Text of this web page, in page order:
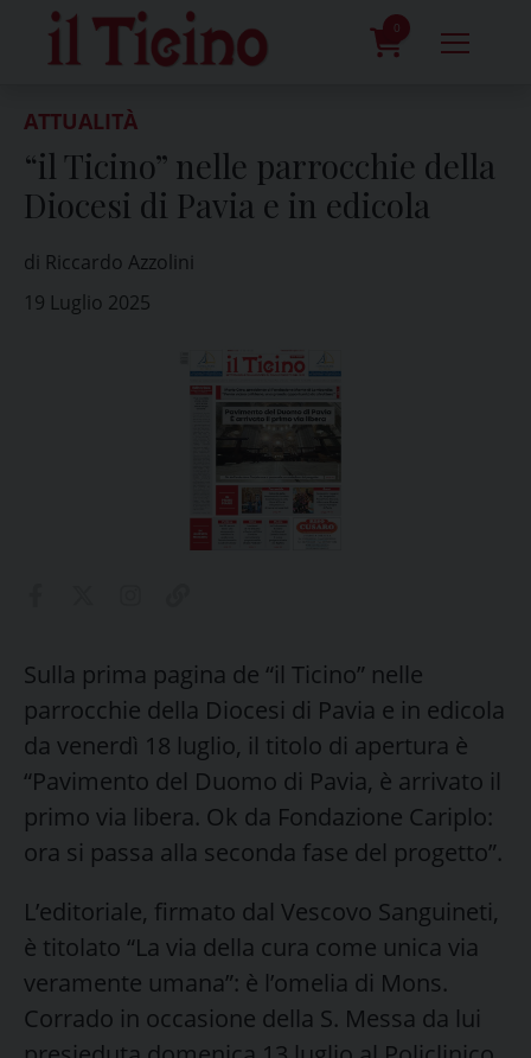
content
0
ATTUALITÀ
“il Ticino” nelle parrocchie della
Diocesi di Pavia e in edicola
di Riccardo Azzolini
19 Luglio 2025
Sulla prima pagina de “il Ticino” nelle
parrocchie della Diocesi di Pavia e in edicola
da venerdì 18 luglio, il titolo di apertura è
“Pavimento del Duomo di Pavia, è arrivato il
primo via libera. Ok da Fondazione Cariplo:
ora si passa alla seconda fase del progetto”.
L’editoriale, firmato dal Vescovo Sanguineti,
è titolato “La via della cura come unica via
veramente umana”: è l’omelia di Mons.
Corrado in occasione della S. Messa da lui